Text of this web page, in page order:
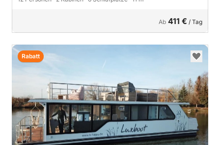
Ab 411 € / Tag
Rabatt